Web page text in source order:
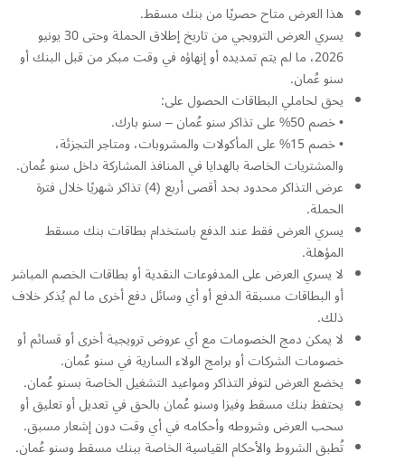
هذا العرض متاح حصريًا من بنك مسقط.
يسري العرض الترويجي من تاريخ إطلاق الحملة وحتى 30 يونيو
2026، ما لم يتم تمديده أو إنهاؤه في وقت مبكر من قبل البنك أو
سنو عُمان.
يحق لحاملي البطاقات الحصول على:
• خصم 50% على تذاكر سنو عُمان – سنو بارك.
• خصم 15% على المأكولات والمشروبات، ومتاجر التجزئة،
والمشتريات الخاصة بالهدايا في المنافذ المشاركة داخل سنو عُمان.
عرض التذاكر محدود بحد أقصى أربع (4) تذاكر شهريًا خلال فترة
الحملة.
يسري العرض فقط عند الدفع باستخدام بطاقات بنك مسقط
المؤهلة.
لا يسري العرض على المدفوعات النقدية أو بطاقات الخصم المباشر
أو البطاقات مسبقة الدفع أو أي وسائل دفع أخرى ما لم يُذكر خلاف
ذلك.
لا يمكن دمج الخصومات مع أي عروض ترويجية أخرى أو قسائم أو
خصومات الشركات أو برامج الولاء السارية في سنو عُمان.
يخضع العرض لتوفر التذاكر ومواعيد التشغيل الخاصة بسنو عُمان.
يحتفظ بنك مسقط وفيزا وسنو عُمان بالحق في تعديل أو تعليق أو
سحب العرض وشروطه وأحكامه في أي وقت دون إشعار مسبق.
تُطبق الشروط والأحكام القياسية الخاصة ببنك مسقط وسنو عُمان.